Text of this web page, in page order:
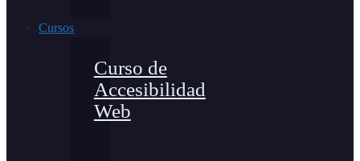
Cursos
Curso de
Accesibilidad
Web